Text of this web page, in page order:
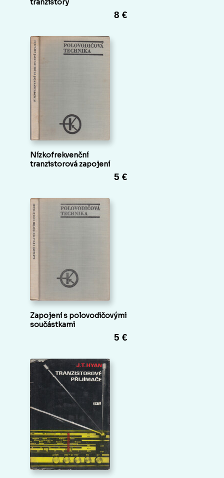
tranzistory
8 €
Nízkofrekvenční
tranzistorová zapojení
5 €
Zapojení s polovodičovými
součástkami
5 €